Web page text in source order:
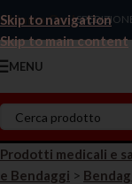
Skip to navigation
Skip to main content
Chiama Ora!
MENU
Prodotti medicali e
e Bendaggi >